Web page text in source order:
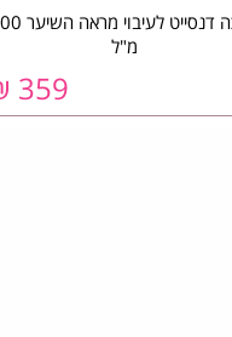
מסכה דנסייט
מ"ל
359 ₪